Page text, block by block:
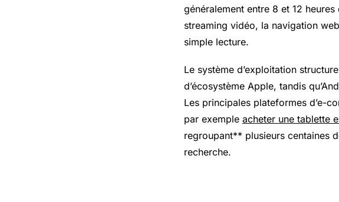
généralement entre 8 et 12
streaming vidéo, la navigation
simple lecture.
Le système d’exploitation
d’écosystème Apple, tandis
Les principales plateformes d’e-
par exemple acheter une tablette
regroupant** plusieurs centaines
recherche.